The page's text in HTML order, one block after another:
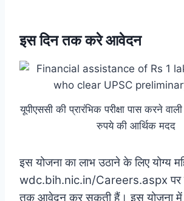
इस दिन तक करे आवेदन
यूपीएससी की प्रारंभिक परीक्षा पास करने
रुपये की आर्थिक मदद
इस योजना का लाभ उठाने के लिए योग्य
wdc.bih.nic.in/Careers.aspx पर
तक आवेदन कर सकती हैं। इस योजना में